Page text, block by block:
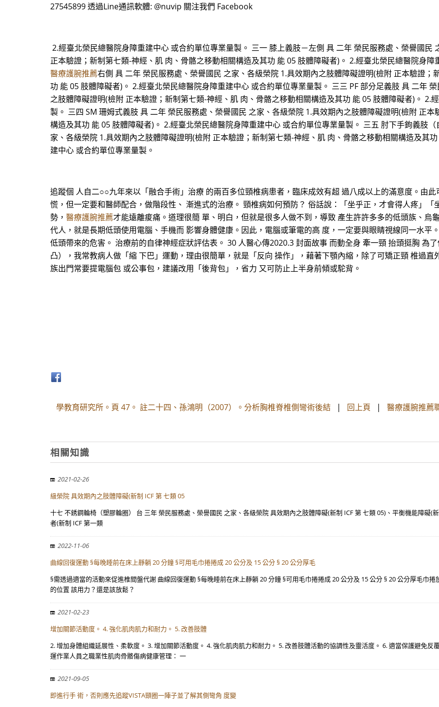
27545899 透過Line通訊軟體: @nuvip 關注我們 Facebook
2.經臺北榮民總醫院身障重建中心 或合約單位專業量製。 三一 膝上義肢－左側 具 二年 榮民服務處、榮譽國民
正本驗證；新制第七類-神經、肌 肉、骨骼之移動相關構造及其功 能 05 肢體障礙者)。 2.經臺北榮民總醫院身
醫療護腕推薦右側 具 二年 榮民服務處、榮譽國民 之家、各級榮院 1.具效期內之肢體障礙證明(檢附 正本驗證
功 能 05 肢體障礙者)。 2.經臺北榮民總醫院身障重建中心 或合約單位專業量製。 三三 PF 部分足義肢 具 二年
之肢體障礙證明(檢附 正本驗證；新制第七類-神經、肌 肉、骨骼之移動相關構造及其功 能 05 肢體障礙者)。 2.
製。 三四 SM 珊姆式義肢 具 二年 榮民服務處、榮譽國民 之家、各級榮院 1.具效期內之肢體障礙證明(檢附 正
構造及其功 能 05 肢體障礙者)。 2.經臺北榮民總醫院身障重建中心 或合約單位專業量製。 三五 肘下手鉤義肢
家、各級榮院 1.具效期內之肢體障礙證明(檢附 正本驗證；新制第七類-神經、肌 肉、骨骼之移動相關構造及其
建中心 或合約單位專業量製。
追蹤個 人自二○○九年來以「融合手術」治療 的兩百多位頸椎病患者，臨床成效有超 過八成以上的滿意度。由
慌，但一定要和醫師配合，做階段性、 漸進式的治療。 頸椎病如何預防？ 俗話說：「坐乎正，才會得人疼」
勢， 醫療護腕推薦才能遠離痠痛。道理很簡 單、明白，但就是很多人做不到，導致 產生許許多多的低頭族、烏
代人，就是長期低頭使用電腦、手機而 影響身體健康。因此，電腦或筆電的高 度，一定要與眼睛視線同一水平
低頭帶來的危害。 治療前的自律神經症狀評估表。 30 人醫心傳2020.3 封面故事 而動全身 牽一頸 抬頭挺胸 為
凸），我常教病人做「縮 下巴」運動，理由很簡單，就是「反向 操作」，藉著下顎內縮，除了可矯正頸 椎過
族出門常要提電腦包 或公事包，建議改用「後背包」，省力 又可防止上半身前傾或駝背。
學教育研究所。頁 47。 註二十四、孫鴻明（2007）。分析胸椎脊椎側彎術後結 | 回上頁 | 醫療護腕推薦
相關知識
2021-02-26
級榮院 具效期內之肢體障礙(新制 ICF 第 七類 05
十七 不銹鋼輪椅（塑膠輪圈） 台 三年 榮民服務處、榮譽國民 之家、各級榮院 具效期內之肢體障礙(新制 ICF 第 七類 05)、平衡機能障礙(
者(新制 ICF 第一類
2022-11-06
曲線回復運動 §每晚睡前在床上靜躺 20 分鐘 §可用毛巾捲捲成 20 公分及 15 公分 § 20 公分厚毛
§需透過適當的活動來促進椎間盤代謝 曲線回復運動 §每晚睡前在床上靜躺 20 分鐘 §可用毛巾捲捲成 20 公分及 15 公分 § 20 公分厚毛巾
的位置 該用力？還是該放鬆？
2021-02-23
增加關節活動度。 4. 強化肌肉肌力和耐力。 5. 改善肢體
2. 增加身體組織延展性、柔軟度。 3. 增加關節活動度。 4. 強化肌肉肌力和耐力。 5. 改善肢體活動的協調性及靈活度。 6. 適當保護避免
運作業人員之職業性肌肉骨骼傷病健康管理： 一
2021-09-05
即進行手 術，否則應先追蹤VISTA頸圈一陣子並了解其側彎角 度變